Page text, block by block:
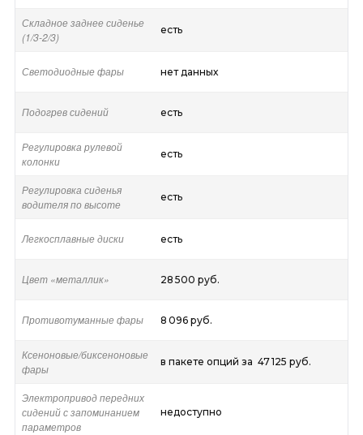
Складное заднее сиденье
(1/3-2/3)
есть
Светодиодные фары нет данных
Подогрев сидений есть
Регулировка рулевой
колонки
есть
Регулировка сиденья
водителя по высоте
есть
Легкосплавные диски есть
Цвет «металлик» 28 500 руб.
Противотуманные фары 8 096 руб.
Ксеноновые/биксеноновые
фары
в пакете опций за 47 125 руб.
Электропривод передних
сидений с запоминанием
параметров
недоступно